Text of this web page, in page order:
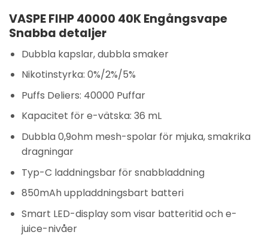
VASPE FIHP 40000 40K Engångsvape
Snabba detaljer
Dubbla kapslar, dubbla smaker
Nikotinstyrka: 0%/2%/5%
Puffs Deliers: 40000 Puffar
Kapacitet för e-vätska: 36 mL
Dubbla 0,9ohm mesh-spolar för mjuka, smakrika
dragningar
Typ-C laddningsbar för snabbladdning
850mAh uppladdningsbart batteri
Smart LED-display som visar batteritid och e-
juice-nivåer